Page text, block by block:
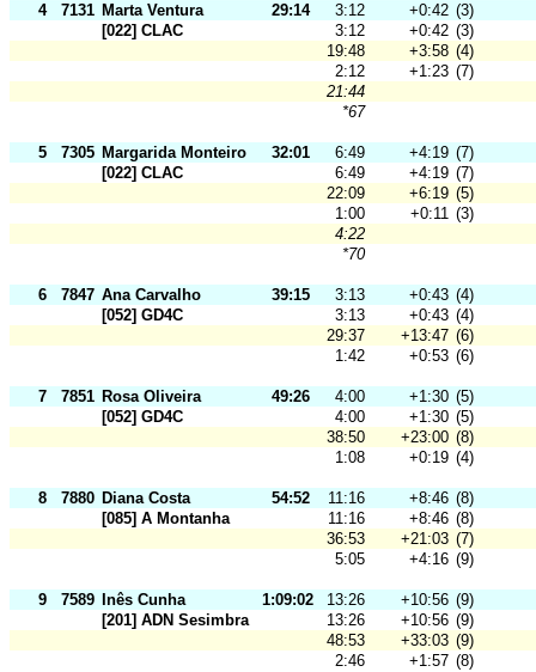
4 7131 Marta Ventura 29:14 3:12 +0:42 (3)
[022] CLAC
3:12 +0:42 (3)
19:48
+3:58 (4)
2:12
+1:23 (7)
21:44
*67
5 7305 Margarida Monteiro 32:01 6:49 +4:19 (7)
[022] CLAC
6:49 +4:19 (7)
22:09
+6:19 (5)
1:00
+0:11 (3)
4:22
*70
6 7847 Ana Carvalho 39:15 3:13 +0:43 (4)
[052] GD4C
3:13 +0:43 (4)
29:37
+13:47 (6)
1:42
+0:53 (6)
7 7851 Rosa Oliveira 49:26 4:00 +1:30 (5)
[052] GD4C
4:00 +1:30 (5)
38:50
+23:00 (8)
1:08
+0:19 (4)
8 7880 Diana Costa 54:52 11:16 +8:46 (8)
[085] A Montanha
11:16 +8:46 (8)
36:53
+21:03 (7)
5:05
+4:16 (9)
9 7589 Inês Cunha 1:09:02 13:26 +10:56 (9)
[201] ADN Sesimbra
13:26 +10:56 (9)
48:53
+33:03 (9)
2:46
+1:57 (8)